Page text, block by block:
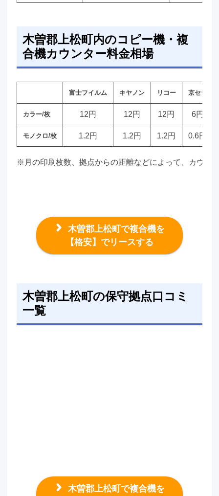
木曽郡上松町内のコピー機・複
合機カウンター料金相場
富士フイルム キヤノン リコー 京セラ
カラー/枚 12円 12円 12円 6円
モノクロ/枚 1.2円 1.2円 1.2円 0.6円
※月の印刷枚数、拠点からの距離などによって、カウン
木曽郡上松町で複合機を
【格安】でリースする
木曽郡上松町の保守拠点口コミ
一覧
木曽郡上松町で複合機を